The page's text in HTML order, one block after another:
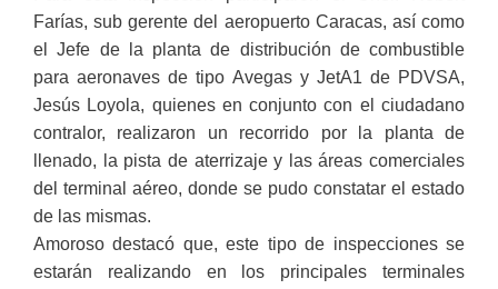
Farías, sub gerente del aeropuerto Caracas, así como
el Jefe de la planta de distribución de combustible
para aeronaves de tipo Avegas y JetA1 de PDVSA,
Jesús Loyola, quienes en conjunto con el ciudadano
contralor, realizaron un recorrido por la planta de
llenado, la pista de aterrizaje y las áreas comerciales
del terminal aéreo, donde se pudo constatar el estado
de las mismas.
Amoroso destacó que, este tipo de inspecciones se
estarán realizando en los principales terminales